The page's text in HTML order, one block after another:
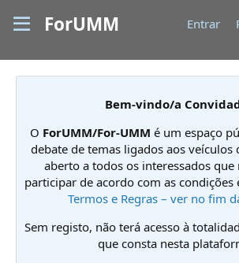
ForUMM Entrar
Bem-vindo/a
O ForUMM/For-UMM é um espaço
debate de temas ligados aos veículos
aberto a todos os interessados que
participar de acordo com as condições
Termos e Regras – ver no fim
Sem registo, não terá acesso à
que consta nesta